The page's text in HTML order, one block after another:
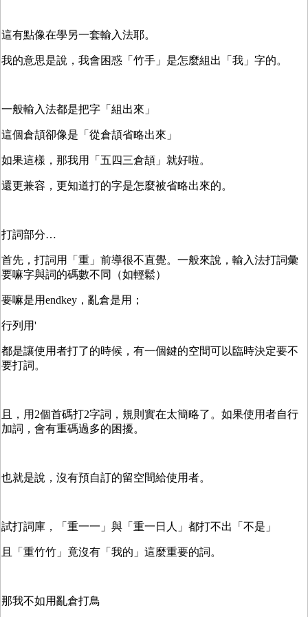
這有點像在學另一套輸入法耶。
我的意思是說，我會困惑「竹手」是怎麼組出「我」字的。
一般輸入法都是把字「組出來」
這個倉頡卻像是「從倉頡省略出來」
如果這樣，那我用「五四三倉頡」就好啦。
還更兼容，更知道打的字是怎麼被省略出來的。
打詞部分…
首先，打詞用「重」前導很不直覺。一般來說，輸入法打詞彙
要嘛字與詞的碼數不同（如輕鬆）
要嘛是用endkey，亂倉是用；
行列用'
都是讓使用者打了的時候，有一個鍵的空間可以臨時決定要不
要打詞。
且，用2個首碼打2字詞，規則實在太簡略了。如果使用者自行
加詞，會有重碼過多的困擾。
也就是說，沒有預自訂的留空間給使用者。
試打詞庫，「重一一」與「重一日人」都打不出「不是」
且「重竹竹」竟沒有「我的」這麼重要的詞。
那我不如用亂倉打鳥